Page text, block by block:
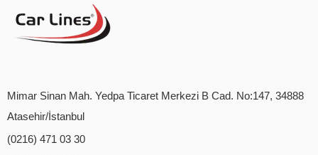
Mimar Sinan Mah. Yedpa Ticaret Merkezi B Cad. No:147, 34888
Atasehir/İstanbul
(0216) 471 03 30